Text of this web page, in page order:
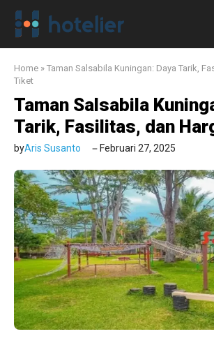
Langsung
Home » Taman Salsabila Kuningan: Daya Tarik,
Tiket
Taman Salsabila
Tarik, Fasilitas, dan
byAris Susanto Februari 27, 2025